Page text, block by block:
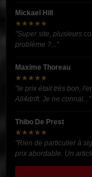
Mickael Hill
★★★★★
"Super site, plusieurs
problème ?..."
Maxime Thoreau
★★★★★
"le prix était très bon,
All4drift. Je ne connai..."
Thibo De Prest
★★★★★
"Rien de particulier à
prix abordable. Un